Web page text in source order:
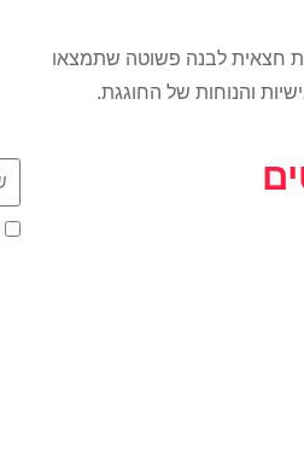
חצאית לבנה פשוטה שתמצאו
והנוחות של החוגגת.